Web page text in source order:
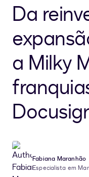
Da
a Milky
Fabiana Maranhão
Especialista em